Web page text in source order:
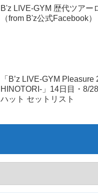
B'z LIVE-GYM 歴代ツアー
（from B'z公式Facebook）
「B’z LIVE-GYM Pleasure
HINOTORI-」14日目・8/
ハット セットリスト